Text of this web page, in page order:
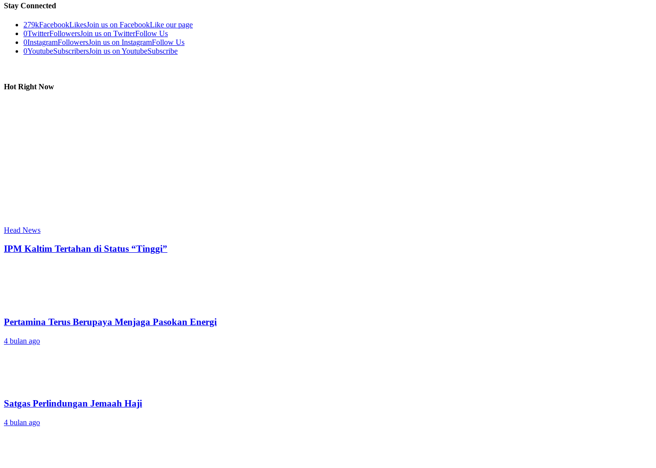
Stay Connected
279kFacebookLikesJoin us on FacebookLike our page
0TwitterFollowersJoin us on TwitterFollow Us
0InstagramFollowersJoin us on InstagramFollow Us
0YoutubeSubscribersJoin us on YoutubeSubscribe
Hot Right Now
Head News
IPM Kaltim Tertahan di Status “Tinggi”
Pertamina Terus Berupaya Menjaga Pasokan Energi
4 bulan ago
Satgas Perlindungan Jemaah Haji
4 bulan ago